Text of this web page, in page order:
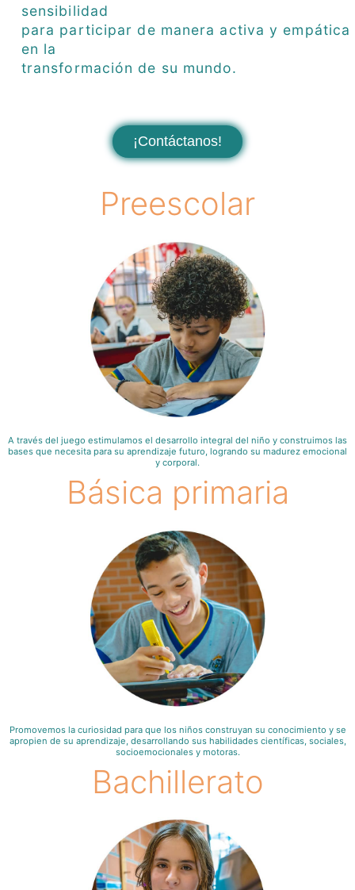
sensibilidad
para participar de manera activa y empática
en la
transformación de su mundo.
¡Contáctanos!
Preescolar
A través del juego estimulamos el desarrollo integral del niño y construimos las
bases que necesita para su aprendizaje futuro, logrando su madurez emocional
y corporal.
Básica primaria
Promovemos la curiosidad para que los niños construyan su conocimiento y se
apropien de su aprendizaje, desarrollando sus habilidades científicas, sociales,
socioemocionales y motoras.
Bachillerato